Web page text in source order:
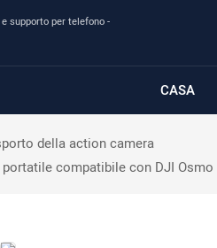
supporto per telefono -
CASA
della action camera
compatibile con DJI